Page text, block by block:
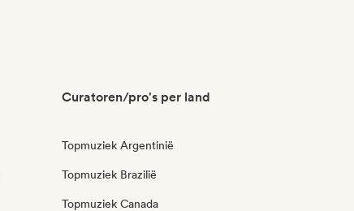
Curatoren/pro's per land
Topmuziek Argentinië
Topmuziek Brazilië
Topmuziek Canada